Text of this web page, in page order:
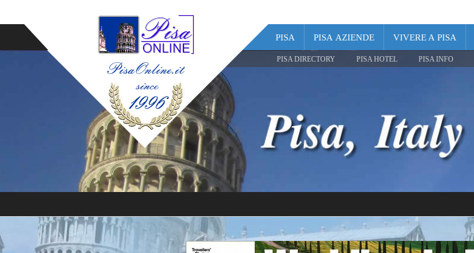
PISA PISA AZIENDE VIVERE A PISA
PISA DIRECTORY PISA HOTEL PISA INFO